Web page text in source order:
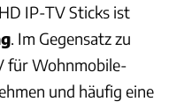
IP-TV Sticks ist
. Im Gegensatz zu
für Wohnmobile-
und häufig eine